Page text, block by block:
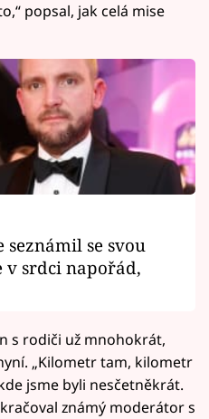
popsal, jak celá mise
seznámil se svou
v srdci napořád,
s rodiči už mnohokrát,
„Kilometr tam, kilometr
jsme byli nesčetněkrát.
známý moderátor s